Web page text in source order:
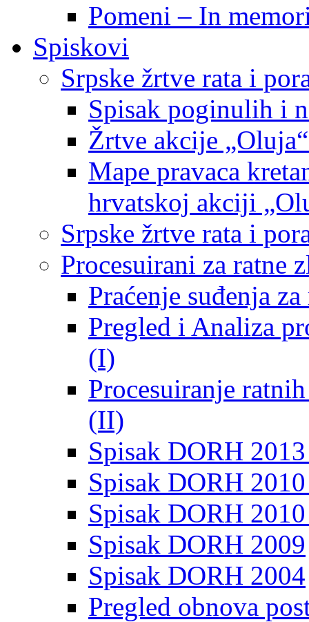
Pomeni – In
Spiskovi
Srpske žrtve rata i
Spisak poginulih i
Žrtve akcije
Mape pravaca
hrvatskoj akciji
Srpske žrtve rata i
Procesuirani za ratne
Praćenje suđenja
Pregled i Analiza
(I)
Procesuiranje
(II)
Spisak DORH
Spisak DORH
Spisak DORH
Spisak DORH 2009
Spisak DORH 2004
Pregled obnova